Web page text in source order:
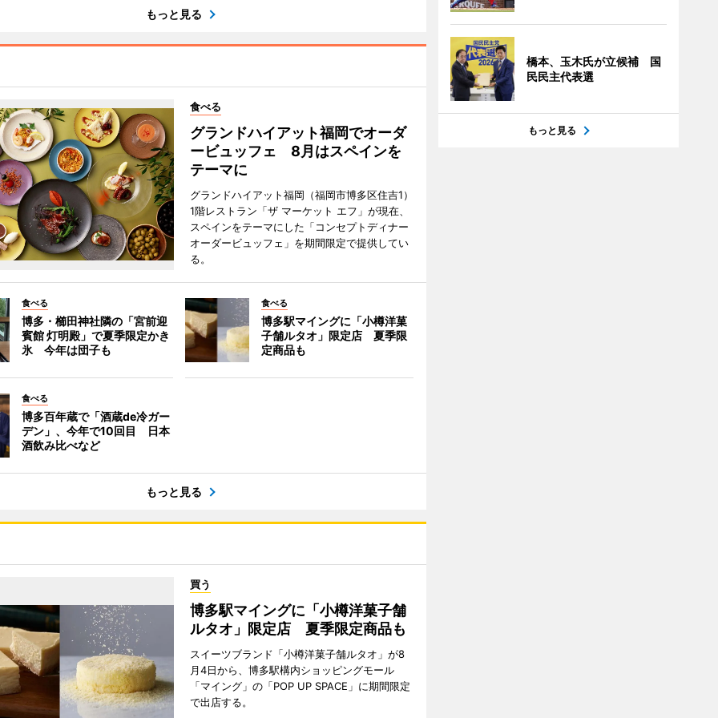
もっと見る
食べる
グランドハイアット福岡でオーダ
ービュッフェ 8月はスペインを
テーマに
グランドハイアット福岡（福岡市博多区住吉1）
1階レストラン「ザ マーケット エフ」が現在、
スペインをテーマにした「コンセプトディナー
オーダービュッフェ」を期間限定で提供してい
る。
食べる
博多・櫛田神社隣の「宮前迎
賓館 灯明殿」で夏季限定かき
氷 今年は団子も
食べる
博多駅マイングに「小樽洋菓
子舗ルタオ」限定店 夏季限
定商品も
食べる
博多百年蔵で「酒蔵de冷ガー
デン」、今年で10回目 日本
酒飲み比べなど
もっと見る
買う
博多駅マイングに「小樽洋菓子舗
ルタオ」限定店 夏季限定商品も
スイーツブランド「小樽洋菓子舗ルタオ」が8
月4日から、博多駅構内ショッピングモール
「マイング」の「POP UP SPACE」に期間限定
で出店する。
橋本、玉木氏が立候補 国
民民主代表選
もっと見る